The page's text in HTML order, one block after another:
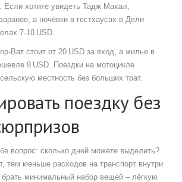
Если хотите увидеть Тадж Махал,
а ночёвки в гестхаусах в Дели
7‑10 USD.
стоит от 20 USD за вход, а жилье в
8 USD. Поездки на мотоцикле
местность без больших трат.
поездку без
вопрос: сколько дней можете выделить?
тем меньше расходов на транспорт внутри
брать минимальный набор вещей – лёгкую